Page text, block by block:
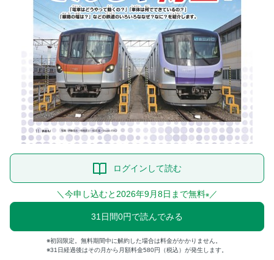
ログインして読む
＼今申し込むと2026年9月8日まで無料※ ／
31日間0円で読んでみる
初回限定。無料期間中に解約した場合は料金がかかりません。
31日経過後はその月から月額料金580円（税込）が発生します。